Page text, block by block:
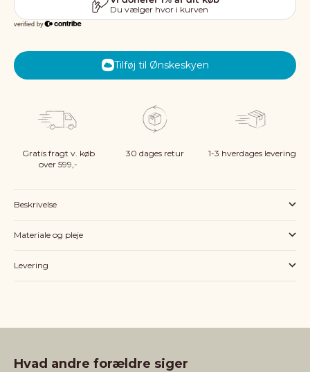
Tilføj til Ønskeskyen
Gratis fragt v. køb
over 599,-
30 dages retur 1-3 hverdages levering
Beskrivelse
Materiale og pleje
Levering
Hvad andre forældre siger